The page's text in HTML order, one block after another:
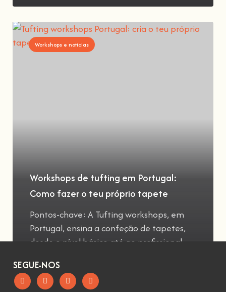
Workshops e notícias
Workshops de tufting em Portugal:
Como fazer o teu próprio tapete
Pontos-chave: A Tufting workshops, em
Portugal, ensina a confeção de tapetes,
desde o nível básico até ao profissional
SEGUE-NOS